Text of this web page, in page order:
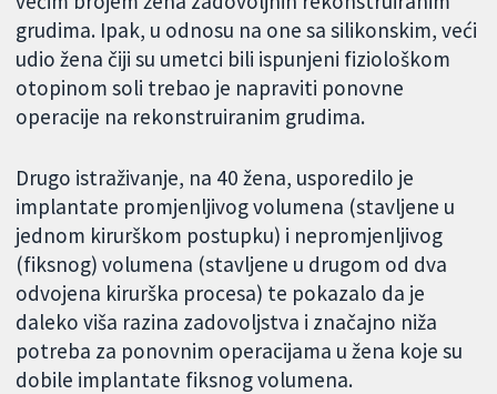
grudima. Ipak, u odnosu na one sa silikonskim, veći
udio žena čiji su umetci bili ispunjeni fiziološkom
otopinom soli trebao je napraviti ponovne
operacije na rekonstruiranim grudima.
Drugo istraživanje, na 40 žena, usporedilo je
implantate promjenljivog volumena (stavljene u
jednom kirurškom postupku) i nepromjenljivog
(fiksnog) volumena (stavljene u drugom od dva
odvojena kirurška procesa) te pokazalo da je
daleko viša razina zadovoljstva i značajno niža
potreba za ponovnim operacijama u žena koje su
dobile implantate fiksnog volumena.